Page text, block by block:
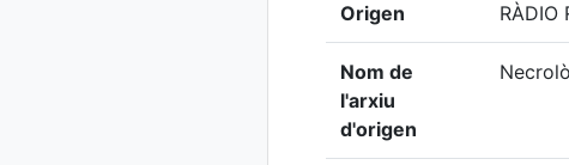
Origen RÀDIO
Nom de
l'arxiu
d'origen